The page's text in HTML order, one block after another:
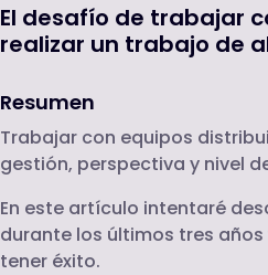
El desafío de trabajar
realizar un trabajo de
Resumen
Trabajar con equipos
gestión, perspectiva y nivel
En este artículo intentaré
durante los últimos tres
tener éxito.